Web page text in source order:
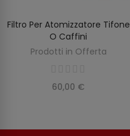
AGGIUNGI AL CARRELLO
Filtro Per Atomizzatore Tifone
O Caffini
Prodotti in Offerta
60,00 €